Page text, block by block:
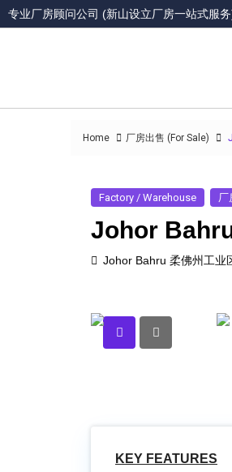
专业厂房顾问公司 (新山设立厂房一站式服
Home 厂房出售 (For Sale)
Factory / Warehouse 厂
Johor
Johor Bahru 柔佛州工业
KEY FEATURES